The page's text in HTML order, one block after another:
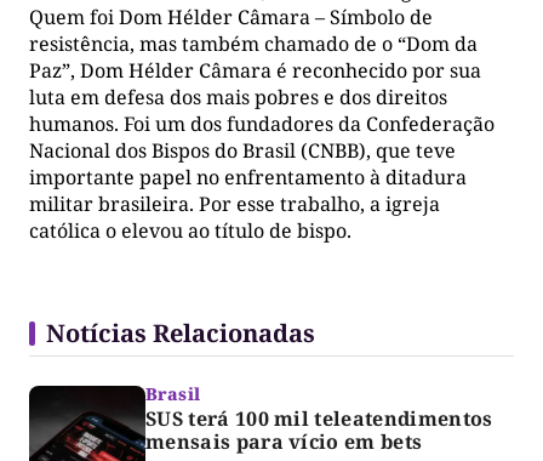
Quem foi Dom Hélder Câmara – Símbolo de
resistência, mas também chamado de o “Dom da
Paz”, Dom Hélder Câmara é reconhecido por sua
luta em defesa dos mais pobres e dos direitos
humanos. Foi um dos fundadores da Confederação
Nacional dos Bispos do Brasil (CNBB), que teve
importante papel no enfrentamento à ditadura
militar brasileira. Por esse trabalho, a igreja
católica o elevou ao título de bispo.
Notícias Relacionadas
Brasil
SUS terá 100 mil teleatendimentos
mensais para vício em bets